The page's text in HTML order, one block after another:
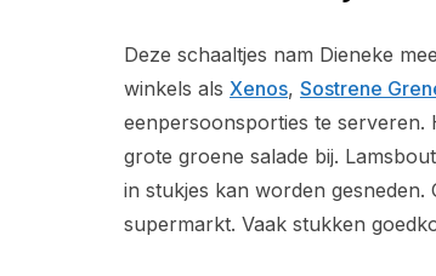
Deze schaaltjes nam Dieneke
winkels als Xenos, Sostrene
eenpersoonsporties te serveren.
grote groene salade bij.
in stukjes kan worden
supermarkt. Vaak stukken